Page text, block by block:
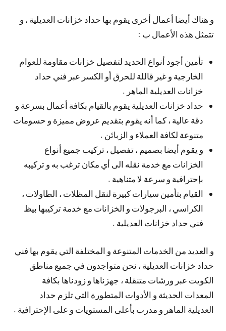
و هناك أيضا أعمال أخرى يقوم بها حداد خزانات العديلية ، و
تتمثل هذه الأعمال ب :
تأمين أجود أنواع الحديد لتفصيل خزانات مقاومة للعوام
الخارجية و غير قاللة للحرق أو الكسر عبر فني حداد
خزانات العديلية الماهر .
حداد خزانات العديلية يقوم بالقيام بكافة أعمال بسرعة و
دقة عالية ، كما أنه يقوم بتقديم عروض مميزة و حسومات
متنوعة لكافة العملاء و الزبائن .
و يقوم أيضا بصميم ، تفصيل ، تركيب جميع أنواع
الخزانات مع خدمة نقله الى أي مكان ترغب به و تركيبه
بإحترافية و سرعة لا متناهية .
القيام بتأمين سيارات كبيرة لنقل المظلات ، الطاولات ،
الكراسي ، البرجولات و الخزانات مع خدمة تركيبها بيظ
فني حداد خزانات العديلية .
و العديد من الخدمات المتنوعة و المختلفة التي يقوم بها فني
حداد خزانات العديلية ، نحن متواجدون في جميع مناطق
الكويت عبر ورشات متنقلة ، جهزناها و زودناها بكافة
المعدات الحديثة و الأدوات المتطورة التي تلزم حداد
العديلية الماهر و مدرب بأعلى المستويات و على الإحترافية .